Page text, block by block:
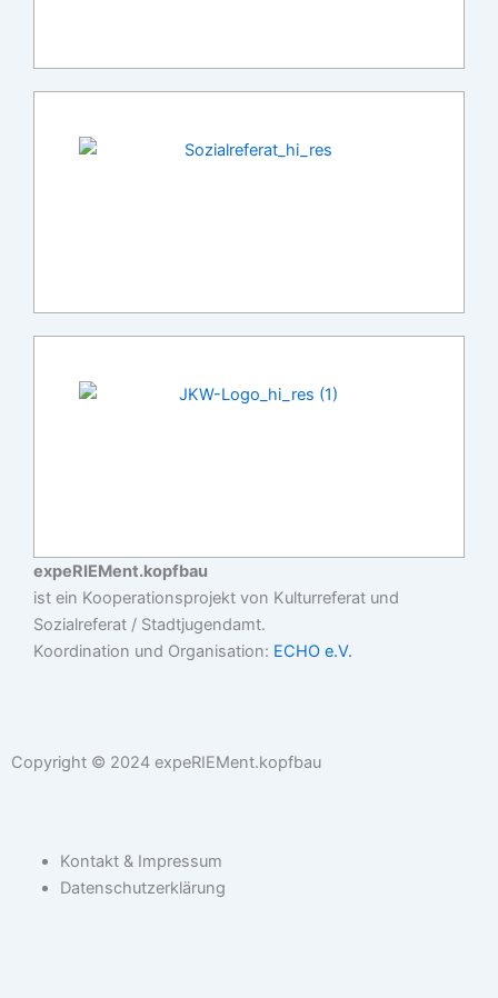
expeRIEMent.kopfbau
ist ein Kooperationsprojekt von Kulturreferat und
Sozialreferat / Stadtjugendamt.
Koordination und Organisation: ECHO e.V.
Copyright © 2024 expeRIEMent.kopfbau
Kontakt & Impressum
Datenschutzerklärung